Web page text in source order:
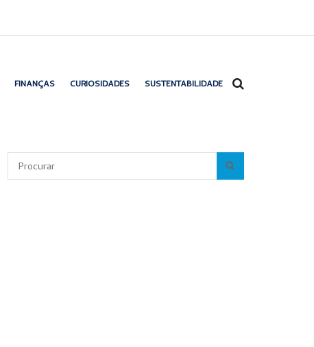
FINANÇAS CURIOSIDADES SUSTENTABILIDADE